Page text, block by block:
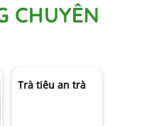
CHUYÊN